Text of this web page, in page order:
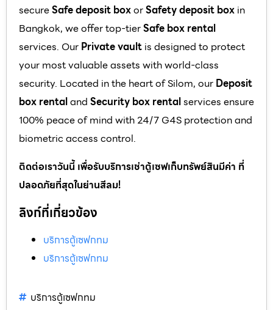
secureSafe deposit boxorSafety deposit box in
Bangkok, we offer top-tierSafe box rental
services. Our Private vault is designed to protect
your most valuable assets with world-class
security. Located in the heart of Silom, our Deposit
box rentaland Security box rentalservices ensure
100% peace of mind with 24/7 G4S protection and
biometric access control.
ติดต่อเราวันนี้ เพื่อรับบริการเช่าตู้เซฟเก็บทรัพย์สินมีค่า ที่
ปลอดภัยที่สุดในย่านสีลม!
ลิงก์ที่เกี่ยวข้อง
บริการตู้เซฟกทม
บริการตู้เซฟกทม
บริการตู้เซฟกทม